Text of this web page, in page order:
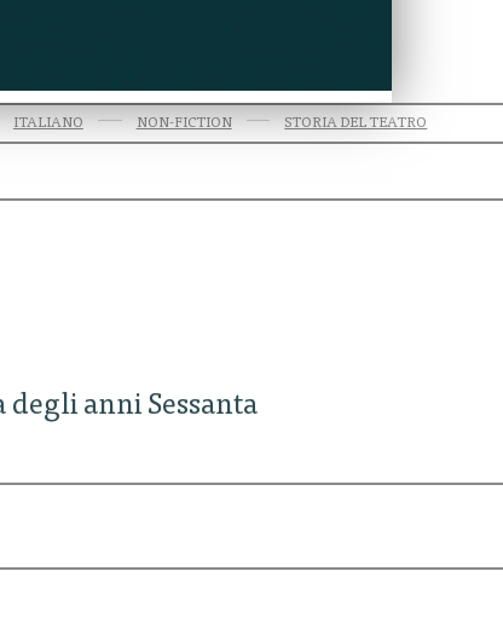
ITALIANO NON-FICTION STORIA DEL TEATRO
anni Sessanta